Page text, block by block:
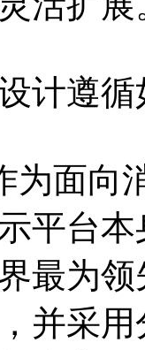
遵循
面向消
平台
最为
并采